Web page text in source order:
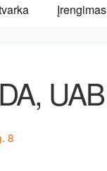
Įrengimas
UAB
8